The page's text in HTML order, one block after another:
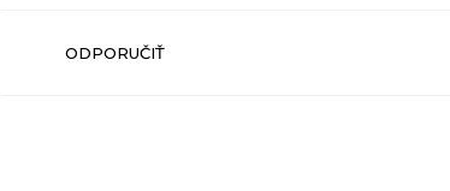
ODPORUČIŤ